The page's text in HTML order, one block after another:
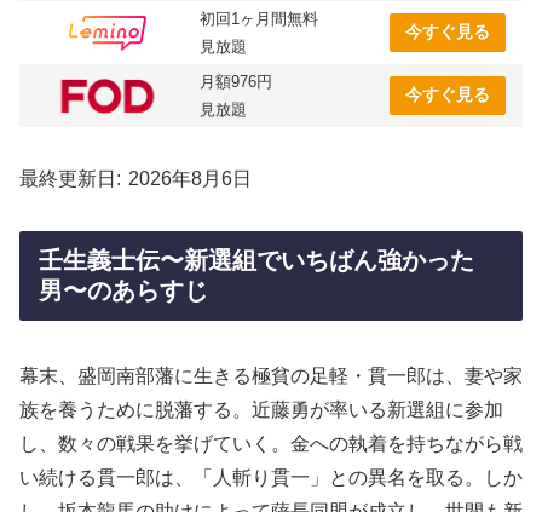
初回1ヶ月間無料
見放題
今すぐ見る
月額976円
見放題
今すぐ見る
最終更新日 2026年8月6日
壬生義士伝〜新選組でいちばん強かった
男〜のあらすじ
幕末、盛岡南部藩に生きる極貧の足軽・貫一郎は、妻や家
族を養うために脱藩する。近藤勇が率いる新選組に参加
し、数々の戦果を挙げていく。金への執着を持ちながら戦
い続ける貫一郎は、「人斬り貫一」との異名を取る。しか